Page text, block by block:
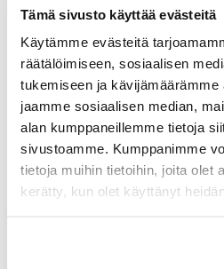
Tämä sivusto käyttää evästeitä
Käytämme evästeitä
räätälöimiseen, sosiaalisen
tukemiseen ja
jaamme sosiaalisen median,
alan kumppaneillemme tietoja
sivustoamme. Kumppanimme
tietoja muihin tietoihin, joita olet
kerätty, kun olet käyttänyt